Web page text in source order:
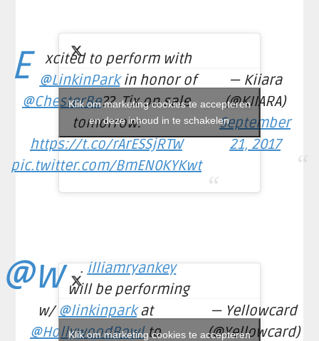
E
xcited to perform with
@LinkinParkin honor of
@ChesterBe??. Tix on sale
tomorrow:
https://t.co/rArESSjRTW
pic.twitter.com/BmEN0KYKwt
— Kiiara
(@KIIARA)
September
21, 2017
Klik om marketing cookies te accepteren
en deze inhoud in te schakelen
.
@w
illiamryankey
will be performing
w/@linkinparkat
@HollywoodBowlto
— Yellowcard
(@Yellowcard)
Klik om marketing cookies te accepteren